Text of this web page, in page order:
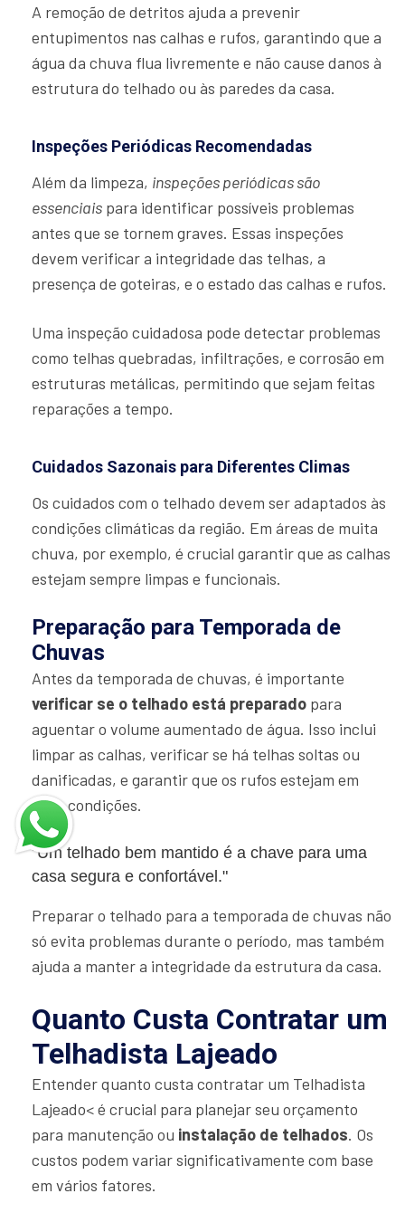
A remoção de detritos ajuda a prevenir
entupimentos nas calhas e rufos, garantindo que a
água da chuva flua livremente e não cause danos à
estrutura do telhado ou às paredes da casa.
Inspeções Periódicas Recomendadas
Além da limpeza, inspeções periódicas são
essenciais para identificar possíveis problemas
antes que se tornem graves. Essas inspeções
devem verificar a integridade das telhas, a
presença de goteiras, e o estado das calhas e rufos.
Uma inspeção cuidadosa pode detectar problemas
como telhas quebradas, infiltrações, e corrosão em
estruturas metálicas, permitindo que sejam feitas
reparações a tempo.
Cuidados Sazonais para Diferentes Climas
Os cuidados com o telhado devem ser adaptados às
condições climáticas da região. Em áreas de muita
chuva, por exemplo, é crucial garantir que as calhas
estejam sempre limpas e funcionais.
Preparação para Temporada de
Chuvas
Antes da temporada de chuvas, é importante
verificar se o telhado está preparado para
aguentar o volume aumentado de água. Isso inclui
limpar as calhas, verificar se há telhas soltas ou
danificadas, e garantir que os rufos estejam em
boas condições.
"Um telhado bem mantido é a chave para uma
casa segura e confortável."
Preparar o telhado para a temporada de chuvas não
só evita problemas durante o período, mas também
ajuda a manter a integridade da estrutura da casa.
Quanto Custa Contratar um
Telhadista Lajeado
Entender quanto custa contratar um Telhadista
Lajeado< é crucial para planejar seu orçamento
para manutenção ou instalação de telhados. Os
custos podem variar significativamente com base
em vários fatores.